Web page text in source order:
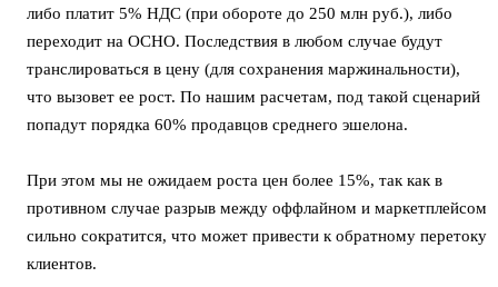
либо платит 5% НДС (при обороте до 250 млн руб.), либо
переходит на ОСНО. Последствия в любом случае будут
транслироваться в цену (для сохранения маржинальности),
что вызовет ее рост. По нашим расчетам, под такой сценарий
попадут порядка 60% продавцов среднего эшелона.
При этом мы не ожидаем роста цен более 15%, так как в
противном случае разрыв между оффлайном и маркетплейсом
сильно сократится, что может привести к обратному перетоку
клиентов.